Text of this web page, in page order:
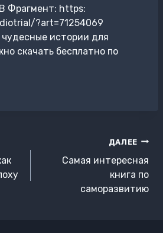
Фрагмент: https:
?art=71254069
истории для
скачать бесплатно по
ДАЛЕЕ
Самая интересная
книга по
саморазвитию